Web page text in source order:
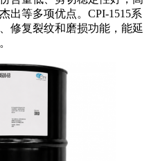
出等多项优点。CPI-1515系
修复裂纹和磨损功能，能延